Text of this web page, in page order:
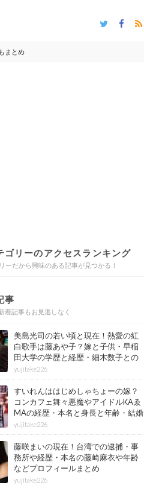
まとめ
ゴリーのアクセスランキング
ーだから興味のある記事が見つかる！
事
着記事もお見逃しなく
美島光司の若い頃と現在！熱愛の紅
白歌手は藤あや子？嫁と子供・早稲
田大学の学歴と経歴・細木数子との
確執もまとめ
yujitake226
すいれんははじめしゃちょーの嫁？
コンカフェ舞々悪魔やアイドルKAゑ
MAの経歴・本名と身長と年齢・結婚
情報もまとめ
yujitake226
藤咲まいの現在！台湾での逮捕・事
務所や経歴・本名の藤崎麻衣や年齢
などプロフィールまとめ
yujitake226